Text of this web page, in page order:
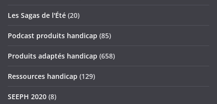
Les Sagas de l'Été (20)
Podcast produits handicap (85)
Produits adaptés handicap (658)
Ressources handicap (129)
SEEPH 2020 (8)